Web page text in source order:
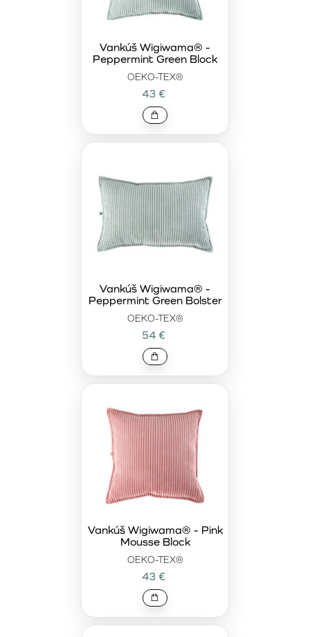
OEKO-TEX®
Vankúš Wigiwama® -
Peppermint Green Block
43 €
OEKO-TEX®
Vankúš Wigiwama® -
Peppermint Green Bolster
54 €
OEKO-TEX®
Vankúš Wigiwama® - Pink
Mousse Block
43 €